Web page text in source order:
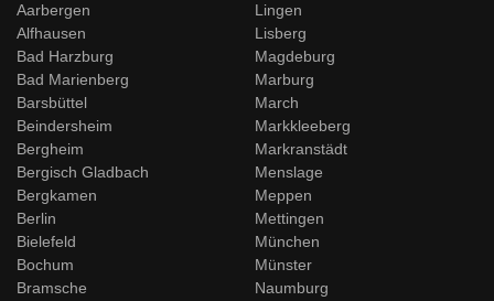
Aarbergen
Alfhausen
Bad Harzburg
Bad Marienberg
Barsbüttel
Beindersheim
Bergheim
Bergisch Gladbach
Bergkamen
Berlin
Bielefeld
Bochum
Bramsche
Lingen
Lisberg
Magdeburg
Marburg
March
Markkleeberg
Markranstädt
Menslage
Meppen
Mettingen
München
Münster
Naumburg